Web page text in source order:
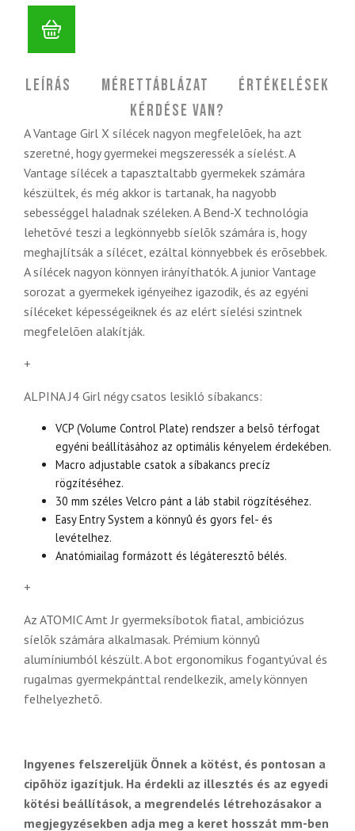
Leírás Mérettáblázat
Értékelések
Kérdése van?
A Vantage Girl X sílécek nagyon megfelelõek, ha azt
szeretné, hogy gyermekei megszeressék a síelést. A
Vantage sílécek a tapasztaltabb gyermekek számára
készültek, és még akkor is tartanak, ha nagyobb
sebességgel haladnak széleken. A Bend-X technológia
lehetõvé teszi a legkönnyebb síelõk számára is, hogy
meghajlítsák a sílécet, ezáltal könnyebbek és erõsebbek.
A sílécek nagyon könnyen irányíthatók. A junior Vantage
sorozat a gyermekek igényeihez igazodik, és az egyéni
síléceket képességeiknek és az elért síelési szintnek
megfelelõen alakítják.
+
ALPINA J4 Girl négy csatos lesikló síbakancs:
VCP (Volume Control Plate) rendszer a belsõ térfogat
egyéni beállításához az optimális kényelem érdekében.
Macro adjustable csatok a síbakancs precíz
rögzítéséhez.
30 mm széles Velcro pánt a láb stabil rögzítéséhez.
Easy Entry System a könnyû és gyors fel- és
levételhez.
Anatómiailag formázott és légáteresztõ bélés.
+
Az ATOMIC Amt Jr gyermeksíbotok fiatal, ambiciózus
síelõk számára alkalmasak. Prémium könnyû
alumíniumból készült. A bot ergonomikus fogantyúval és
rugalmas gyermekpánttal rendelkezik, amely könnyen
felhelyezhetõ.
Ingyenes felszereljük Önnek a kötést, és pontosan a
cipõhöz igazítjuk. Ha érdekli az illesztés és az egyedi
kötési beállítások, a megrendelés létrehozásakor a
megjegyzésekben adja meg a keret hosszát mm-ben